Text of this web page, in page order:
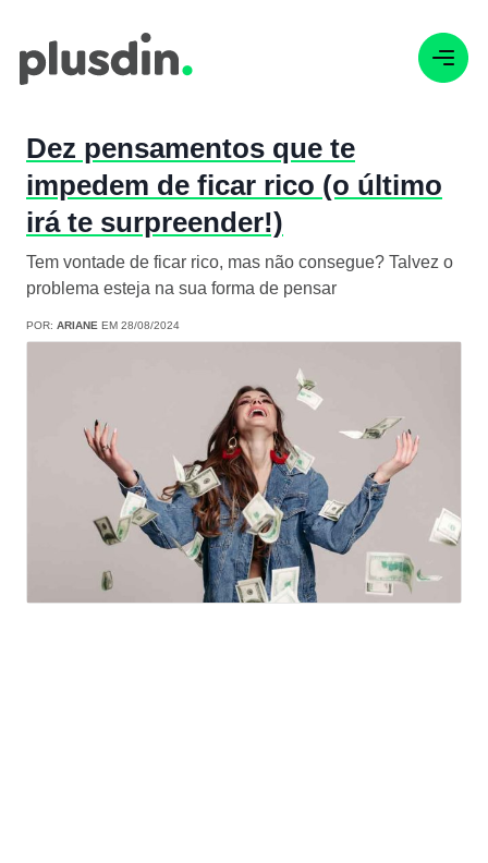
Dez pensamentos que te
impedem de ficar rico (o último
irá te surpreender!)
Tem vontade de ficar rico, mas não consegue? Talvez o
problema esteja na sua forma de pensar
POR: ARIANE EM 28/08/2024